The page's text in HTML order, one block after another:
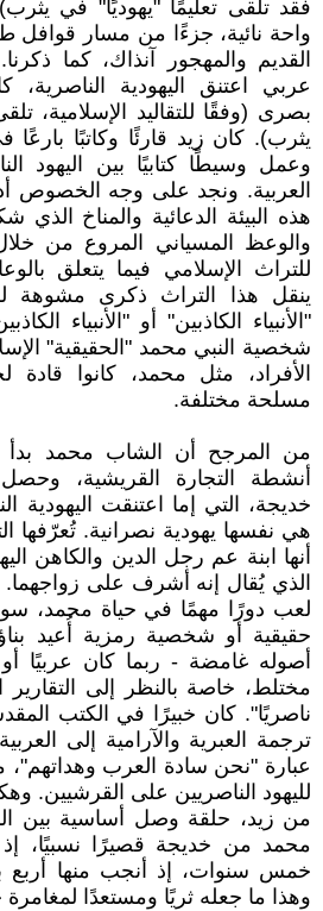
فقد تلقى تعليمًا "يهوديًا" في
واحة نائية، جزءًا من مسار قوافل
القديم والمهجور آنذاك، كما
عربي اعتنق اليهودية
بصرى (وفقًا للتقاليد الإسلامية،
يثرب). كان زيد قارئًا وكاتبًا بارعًا
وعمل وسيطًا كتابيًا بين اليهود
العربية. ونجد على وجه الخصوص
هذه البيئة الدعائية والمناخ الذي
والوعظ المسياني المروع من
للتراث الإسلامي فيما يتعلق
ينقل هذا التراث ذكرى مشوهة
"الأنبياء الكاذبين" أو "الأنبياء
شخصية النبي محمد "الحقيقية"
الأفراد، مثل محمد، كانوا قادة
مسلحة مختلفة.
من المرجح أن الشاب محمد بدأ
أنشطة التجارة القريشية،
خديجة، التي إما اعتنقت اليهودية
هي نفسها يهودية نصرانية. تُعرّفها
أنها ابنة عم رجل الدين والكاهن
الذي يُقال إنه أشرف على
لعب دورًا مهمًا في حياة محمد،
حقيقية أو شخصية رمزية أُعيد
أصوله غامضة - ربما كان عربيًا
مختلط، خاصة بالنظر إلى التقارير
ناصريًا". كان خبيرًا في الكتب
ترجمة العبرية والآرامية إلى
عبارة "نحن سادة العرب وهداتهم"،
لليهود الناصريين على القرشيين.
من زيد، حلقة وصل أساسية بين
محمد من خديجة قصيرًا نسبيًا، إذ
خمس سنوات، إذ أنجب منها أربع
وهذا ما جعله ثريًا ومستعدًا لمغامرة